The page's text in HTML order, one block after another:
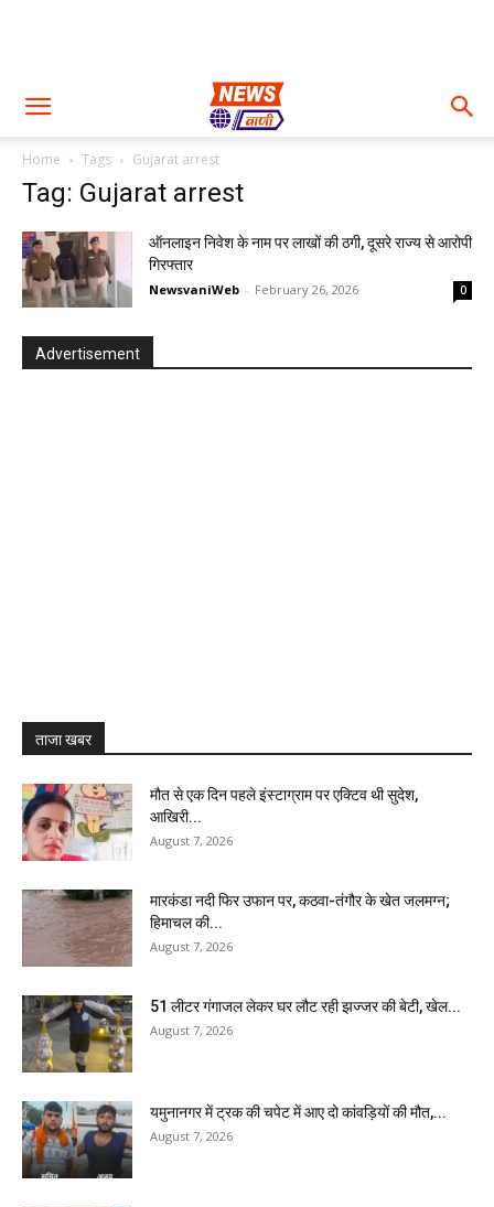
Home Tags Gujarat arrest
Tag: Gujarat arrest
ऑनलाइन निवेश के नाम पर लाखों की ठगी, दूसरे राज्य से आरोपी
गिरफ्तार
NewsvaniWeb - February 26, 2026 0
Advertisement
ताजा खबर
मौत से एक दिन पहले इंस्टाग्राम पर एक्टिव थी सुदेश,
आखिरी...
August 7, 2026
मारकंडा नदी फिर उफान पर, कठवा-तंगौर के खेत जलमग्न;
हिमाचल की...
August 7, 2026
51 लीटर गंगाजल लेकर घर लौट रही झज्जर की बेटी, खेल...
August 7, 2026
यमुनानगर में ट्रक की चपेट में आए दो कांवड़ियों की मौत,...
August 7, 2026